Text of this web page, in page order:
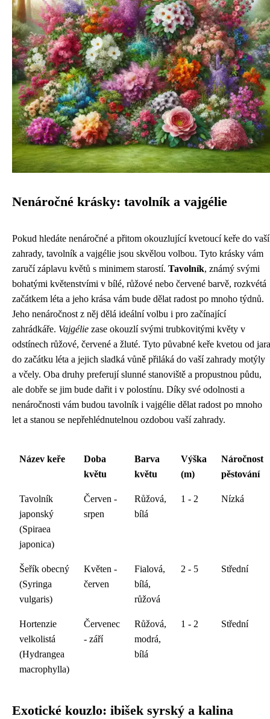
Nenáročné krásky: tavolník a vajgélie
Pokud hledáte nenáročné a přitom okouzlující kvetoucí keře do vaší
zahrady, tavolník a vajgélie jsou skvělou volbou. Tyto krásky vám
zaručí záplavu květů s minimem starostí. Tavolník, známý svými
bohatými květenstvími v bílé, růžové nebo červené barvě, rozkvétá
začátkem léta a jeho krása vám bude dělat radost po mnoho týdnů.
Jeho nenáročnost z něj dělá ideální volbu i pro začínající
zahrádkáře. Vajgélie zase okouzlí svými trubkovitými květy v
odstínech růžové, červené a žluté. Tyto půvabné keře kvetou od jara
do začátku léta a jejich sladká vůně přiláká do vaší zahrady motýly
a včely. Oba druhy preferují slunné stanoviště a propustnou půdu,
ale dobře se jim bude dařit i v polostínu. Díky své odolnosti a
nenáročnosti vám budou tavolník i vajgélie dělat radost po mnoho
let a stanou se nepřehlédnutelnou ozdobou vaší zahrady.
Název keře
Doba
květu
Barva
květu
Výška
(m)
Náročnost
pěstování
Tavolník
japonský
(Spiraea
japonica)
Červen -
srpen
Růžová,
bílá
1 - 2 Nízká
Šeřík obecný
(Syringa
vulgaris)
Květen -
červen
Fialová,
bílá,
růžová
2 - 5 Střední
Hortenzie
velkolistá
(Hydrangea
macrophylla)
Červenec
- září
Růžová,
modrá,
bílá
1 - 2 Střední
Exotické kouzlo: ibišek syrský a kalina